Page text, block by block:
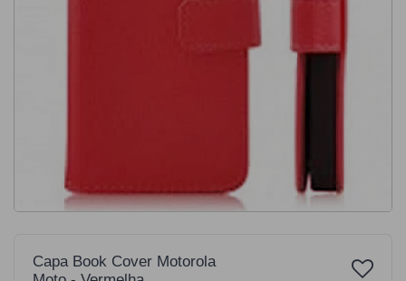
Capa Book Cover Motorola